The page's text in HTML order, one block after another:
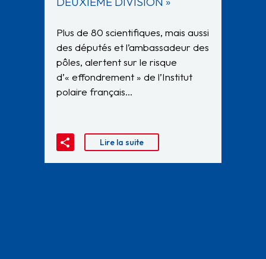
Plus de 80 scientifiques, mais aussi
des députés et l’ambassadeur des
pôles, alertent sur le risque
d’« effondrement » de l’Institut
polaire français…
Lire la suite